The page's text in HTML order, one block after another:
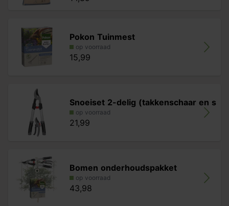
Pokon Tuinmest
op voorraad
15,99
Snoeiset 2-delig (takkenschaar en s
op voorraad
21,99
Bomen onderhoudspakket
op voorraad
43,98